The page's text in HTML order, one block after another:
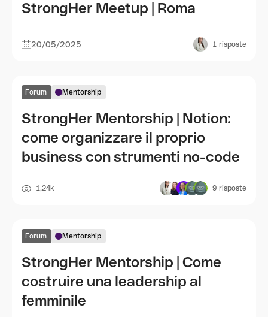
StrongHer Meetup | Roma
20/05/2025 1 risposte
Forum Mentorship
StrongHer Mentorship | Notion:
come organizzare il proprio
business con strumenti no-code
1,24k 9 risposte
Forum Mentorship
StrongHer Mentorship | Come
costruire una leadership al
femminile